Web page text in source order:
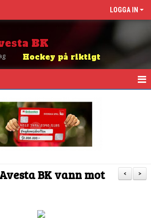
LOGGA IN
BK
Hockey på riktigt
>
<
BK vann mot